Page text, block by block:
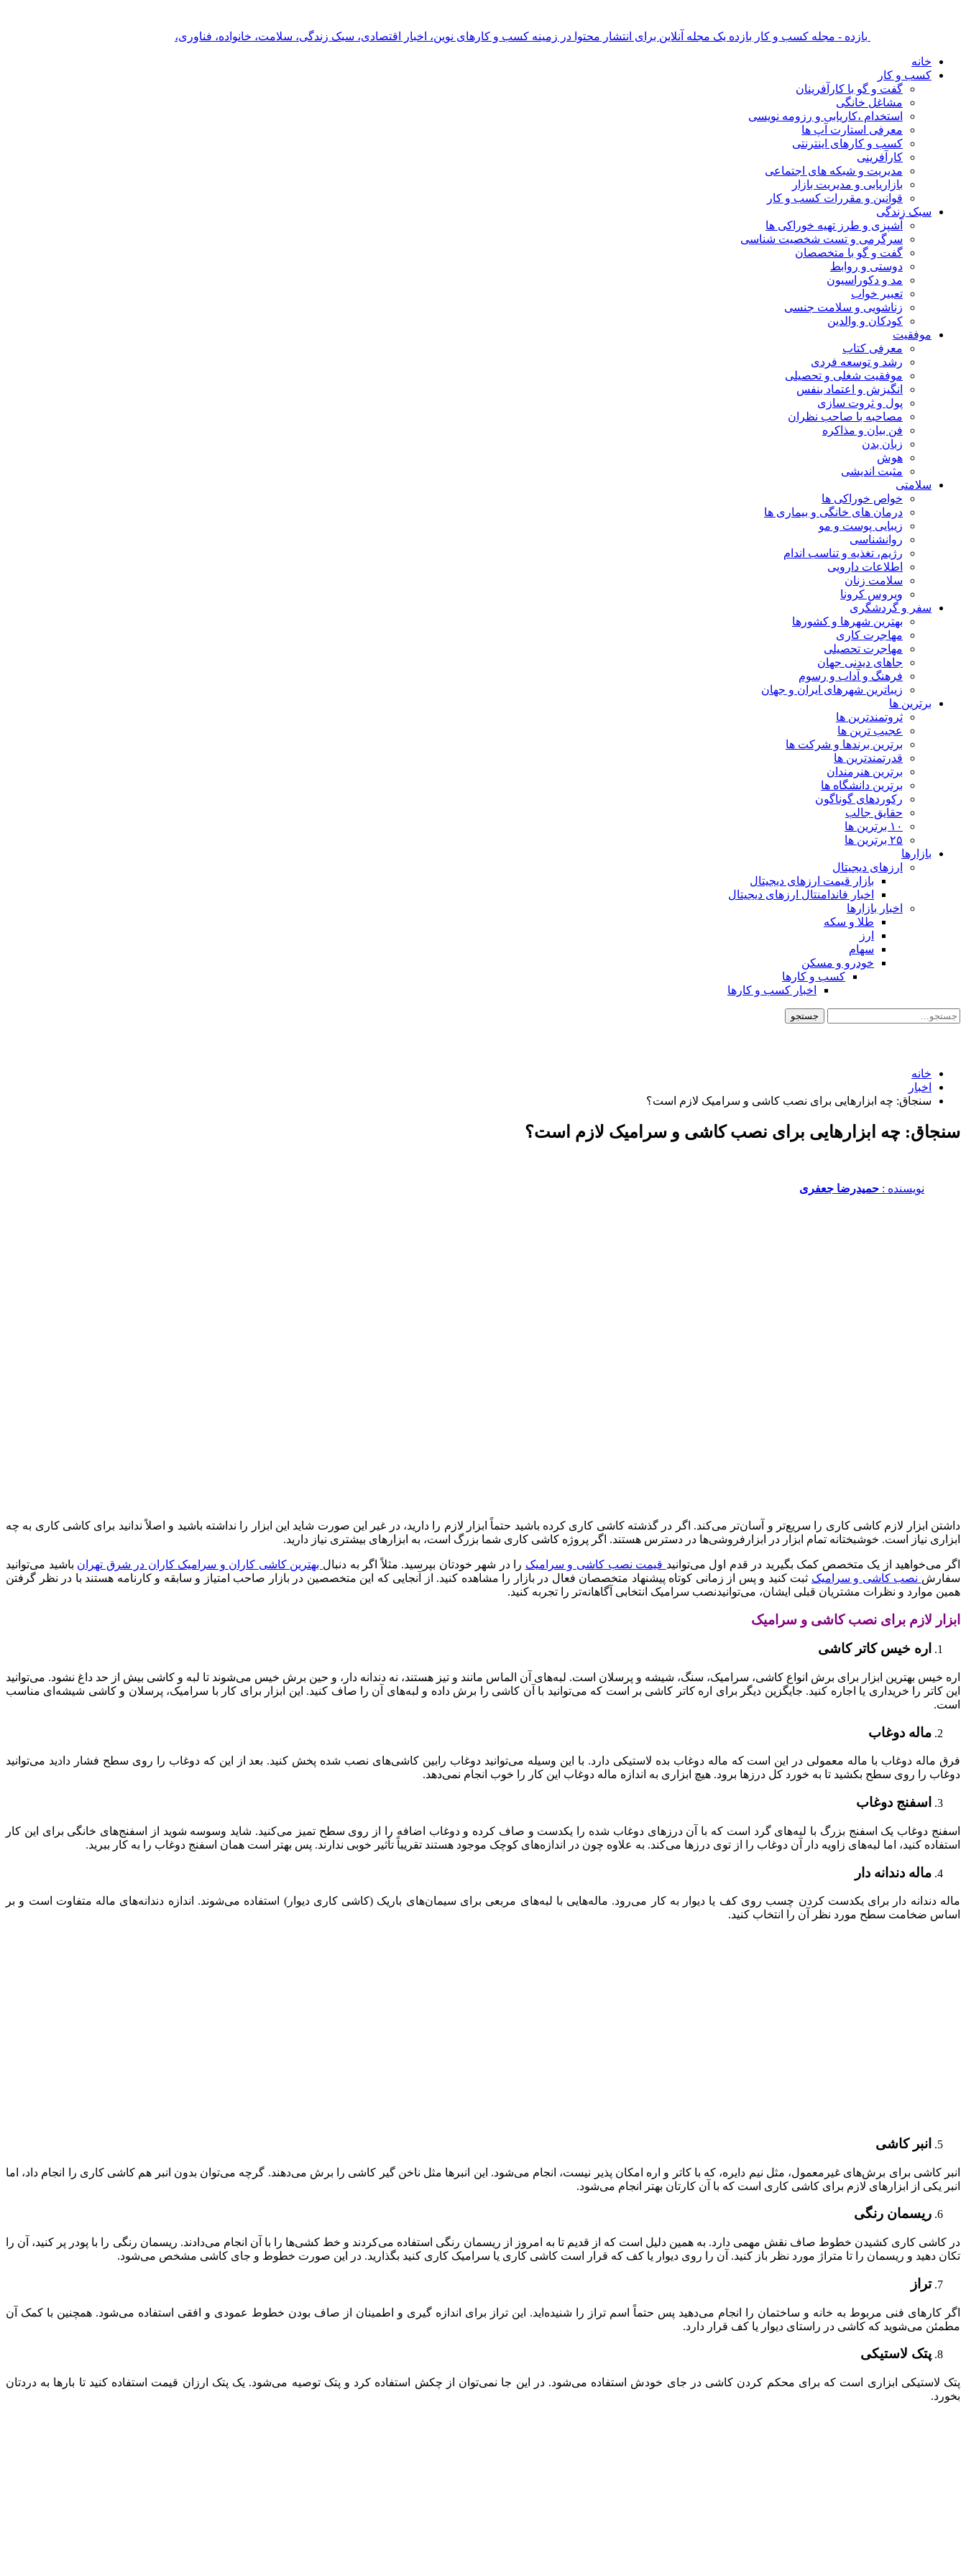
بازده - مجله کسب و کار بازده یک مجله آنلاین برای انتشار محتوا در زمینه کسب و کارهای نوین، اخبار اقتصادی، سبک زندگی، سلامت، خانواده، فناوری،
خانه
کسب و کار
گفت و گو با کارآفرینان
مشاغل خانگی
استخدام ،کاریابی و رزومه نویسی
معرفی استارت آپ ها
کسب و کارهای اینترنتی
کارآفرینی
مدیریت و شبکه های اجتماعی
بازاریابی و مدیریت بازار
قوانین و مقررات کسب و کار
سبک زندگی
آشپزی و طرز تهیه خوراکی ها
سرگرمی و تست شخصیت شناسی
گفت و گو با متخصصان
دوستی و روابط
مد و دکوراسیون
تعبیر خواب
زناشویی و سلامت جنسی
کودکان و والدین
موفقیت
معرفی کتاب
رشد و توسعه فردی
موفقیت شغلی و تحصیلی
انگیزش و اعتماد بنفس
پول و ثروت سازی
مصاحبه با صاحب نظران
فن بیان و مذاکره
زبان بدن
هوش
مثبت اندیشی
سلامتی
خواص خوراکی ها
درمان های خانگی و بیماری ها
زیبایی پوست و مو
روانشناسی
رژیم، تغذیه و تناسب اندام
اطلاعات دارویی
سلامت زنان
ویروس کرونا
سفر و گردشگری
بهترین شهرها و کشورها
مهاجرت کاری
مهاجرت تحصیلی
جاهای دیدنی جهان
فرهنگ و آداب و رسوم
زیباترین شهرهای ایران و جهان
برترین ها
ثروتمندترین ها
عجیب ترین ها
برترین برندها و شرکت ها
قدرتمندترین ها
برترین هنرمندان
برترین دانشگاه ها
رکوردهای گوناگون
حقایق جالب
۱۰ برترین ها
۲۵ برترین ها
بازارها
ارزهای دیجیتال
بازار قیمت ارزهای دیجیتال
اخبار فاندامنتال ارزهای دیجیتال
اخبار بازارها
طلا و سکه
ارز
سهام
خودرو و مسکن
کسب و کارها
اخبار کسب و کارها
خانه
اخبار
سنجاق: چه ابزارهایی برای نصب کاشی و سرامیک لازم است؟
سنجاق: چه ابزارهایی برای نصب کاشی و سرامیک لازم است؟
نویسنده :‌ حمیدرضا جعفری
داشتن ابزار لازم کاشی کاری را سریع‌تر و آسان‌تر می‌کند. اگر در گذشته کاشی کاری کرده باشید حتماً ابزار لازم را دارید، در غیر این صورت شاید این ابزار را نداشته باشید و اصلاً ندانید برای کاشی کاری به چه
ابزاری نیاز است. خوشبختانه تمام ابزار در ابزارفروشی‌ها در دسترس هستند. اگر پروژه کاشی کاری شما بزرگ است، به ابزارهای بیشتری نیاز دارید.
اگر می‌خواهید از یک متخصص کمک بگیرید در قدم اول می‌توانید قیمت نصب کاشی و سرامیک را در شهر خودتان بپرسید. مثلاً اگر به دنبال بهترین کاشی کاران و سرامیک کاران در شرق تهران باشید می‌توانید
سفارش نصب کاشی و سرامیک ثبت کنید و پس از زمانی کوتاه پیشنهاد متخصصان فعال در بازار را مشاهده کنید. از آنجایی که این متخصصین در بازار صاحب امتیاز و سابقه و کارنامه هستند با در نظر گرفتن
همین موارد و نظرات مشتریان قبلی ایشان، می‌توانیدنصب سرامیک انتخابی آگاهانه‌تر را تجربه کنید.
ابزار لازم برای نصب کاشی و سرامیک
اره خیس کاتر کاشی
اره خیس بهترین ابزار برای برش انواع کاشی، سرامیک، سنگ، شیشه و پرسلان است. لبه‌های آن الماس مانند و تیز هستند، نه دندانه دار، و حین برش خیس می‌شوند تا لبه و کاشی بیش از حد داغ نشود. می‌توانید
این کاتر را خریداری یا اجاره کنید. جایگزین دیگر برای اره کاتر کاشی بر است که می‌توانید با آن کاشی را برش داده و لبه‌های آن را صاف کنید. این ابزار برای کار با سرامیک، پرسلان و کاشی شیشه‌ای مناسب
است.
ماله دوغاب
فرق ماله دوغاب با ماله معمولی در این است که ماله دوغاب بده لاستیکی دارد. با این وسیله می‌توانید دوغاب رابین کاشی‌های نصب شده پخش کنید. بعد از این که دوغاب را روی سطح فشار دادید می‌توانید
دوغاب را روی سطح بکشید تا به خورد کل درزها برود. هیچ ابزاری به اندازه ماله دوغاب این کار را خوب انجام نمی‌دهد.
اسفنج دوغاب
اسفنج دوغاب یک اسفنج بزرگ با لبه‌های گرد است که با آن درزهای دوغاب شده را یکدست و صاف کرده و دوغاب اضافه را از روی سطح تمیز می‌کنید. شاید وسوسه شوید از اسفنج‌های خانگی برای این کار
استفاده کنید، اما لبه‌های زاویه دار آن دوغاب را از توی درزها می‌کند. به علاوه چون در اندازه‌های کوچک موجود هستند تقریباً تأثیر خوبی ندارند. پس بهتر است همان اسفنج دوغاب را به کار ببرید.
ماله دندانه دار
ماله دندانه دار برای یکدست کردن چسب روی کف یا دیوار به کار می‌رود. ماله‌هایی با لبه‌های مربعی برای سیمان‌های باریک (کاشی کاری دیوار) استفاده می‌شوند. اندازه دندانه‌های ماله متفاوت است و بر
اساس ضخامت سطح مورد نظر آن را انتخاب کنید.
انبر کاشی
انبر کاشی برای برش‌های غیرمعمول، مثل نیم دایره، که با کاتر و اره امکان پذیر نیست، انجام می‌شود. این انبرها مثل ناخن گیر کاشی را برش می‌دهند. گرچه می‌توان بدون انبر هم کاشی کاری را انجام داد، اما
انبر یکی از ابزارهای لازم برای کاشی کاری است که با آن کارتان بهتر انجام می‌شود.
ریسمان رنگی
در کاشی کاری کشیدن خطوط صاف نقش مهمی دارد. به همین دلیل است که از قدیم تا به امروز از ریسمان رنگی استفاده می‌کردند و خط کشی‌ها را با آن انجام می‌دادند. ریسمان رنگی را با پودر پر کنید، آن را
تکان دهید و ریسمان را تا متراژ مورد نظر باز کنید. آن را روی دیوار یا کف که قرار است کاشی کاری یا سرامیک کاری کنید بگذارید. در این صورت خطوط و جای کاشی مشخص می‌شود.
تراز
اگر کارهای فنی مربوط به خانه و ساختمان را انجام می‌دهید پس حتماً اسم تراز را شنیده‌اید. این تراز برای اندازه گیری و اطمینان از صاف بودن خطوط عمودی و افقی استفاده می‌شود. همچنین با کمک آن
مطمئن می‌شوید که کاشی در راستای دیوار یا کف قرار دارد.
پتک لاستیکی
پتک لاستیکی ابزاری است که برای محکم کردن کاشی در جای خودش استفاده می‌شود. در این جا نمی‌توان از چکش استفاده کرد و پتک توصیه می‌شود. یک پتک ارزان قیمت استفاده کنید تا بارها به دردتان
بخورد.